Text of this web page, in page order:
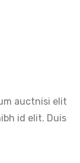
auctnisi elit
id elit. Duis